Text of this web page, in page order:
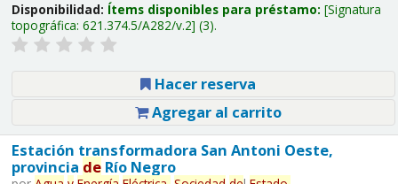
Disponibilidad: Ítems disponibles para préstamo: Signatura
topográfica: 621.374.5/A282/v.2 (3).
Hacer reserva
Agregar al carrito
Estación transformadora San Antoni Oeste,
provincia deRío Negro